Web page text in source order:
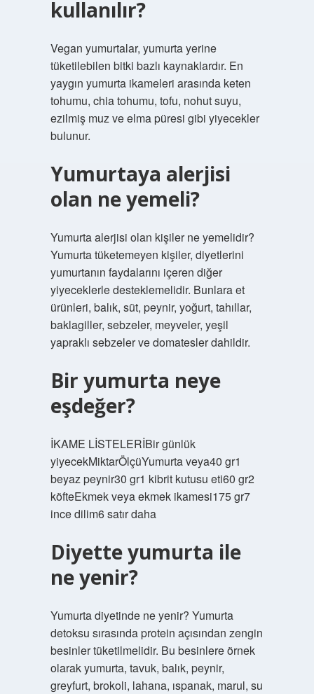
kullanılır?
Vegan yumurtalar, yumurta yerine
tüketilebilen bitki bazlı kaynaklardır. En
yaygın yumurta ikameleri arasında keten
tohumu, chia tohumu, tofu, nohut suyu,
ezilmiş muz ve elma püresi gibi yiyecekler
bulunur.
Yumurtaya alerjisi
olan ne yemeli?
Yumurta alerjisi olan kişiler ne yemelidir?
Yumurta tüketemeyen kişiler, diyetlerini
yumurtanın faydalarını içeren diğer
yiyeceklerle desteklemelidir. Bunlara et
ürünleri, balık, süt, peynir, yoğurt, tahıllar,
baklagiller, sebzeler, meyveler, yeşil
yapraklı sebzeler ve domatesler dahildir.
Bir yumurta neye
eşdeğer?
İKAME LİSTELERİBir günlük
yiyecekMiktarÖlçüYumurta veya40 gr1
beyaz peynir30 gr1 kibrit kutusu eti60 gr2
köfteEkmek veya ekmek ikamesi175 gr7
ince dilim6 satır daha
Diyette yumurta ile
ne yenir?
Yumurta diyetinde ne yenir? Yumurta
detoksu sırasında protein açısından zengin
besinler tüketilmelidir. Bu besinlere örnek
olarak yumurta, tavuk, balık, peynir,
greyfurt, brokoli, lahana, ıspanak, marul, su